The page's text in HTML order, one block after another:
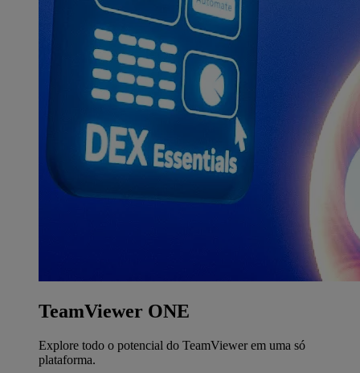
TeamViewer ONE
Explore todo o potencial do TeamViewer em uma só
plataforma.